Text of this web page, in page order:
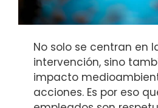
No solo se centran en
intervención, sino
impacto
acciones. Es por eso